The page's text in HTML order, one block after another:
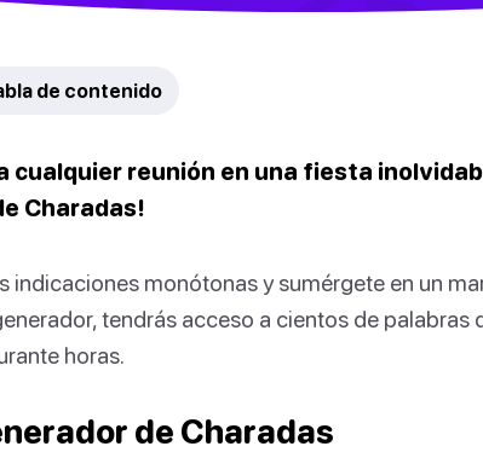
de contenido
cualquier reunión en una fiesta
Charadas!
indicaciones monótonas y sumérgete en un
tendrás acceso a cientos de palabras
horas.
de Charadas